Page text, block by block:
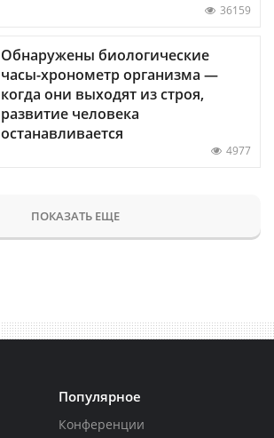
36159
Обнаружены биологические
часы-хронометр организма —
когда они выходят из строя,
развитие человека
останавливается
4977
ПОКАЗАТЬ ЕЩЕ
Популярное
Конференции